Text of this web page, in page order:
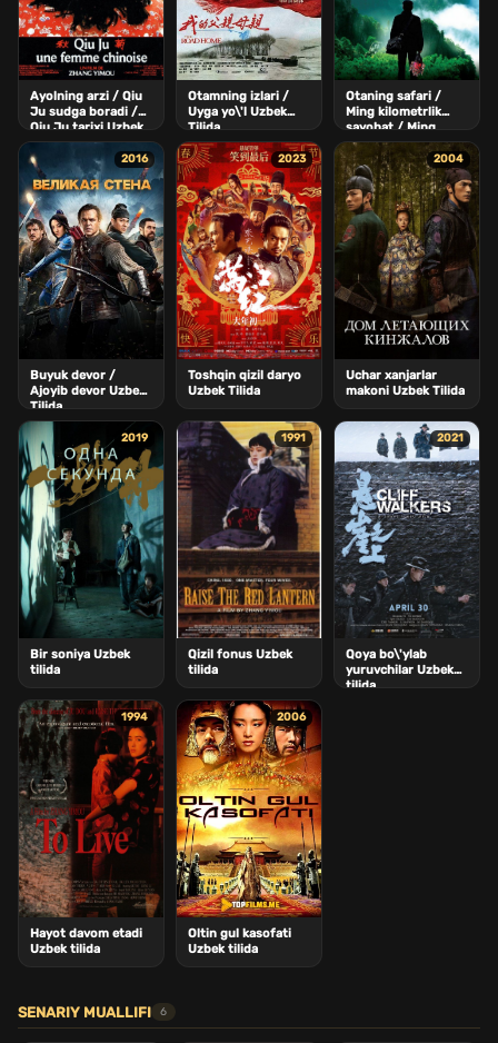
Ayolning arzi / Qiu
Ju sudga boradi /
Qiu Ju tarixi Uzbek
Tilida
Otamning izlari /
Uyga yo\'l Uzbek
Tilida
Otaning safari /
Ming kilometrlik
sayohat / Ming
millik yo\'l Uzbek
Tilida
2016
Buyuk devor /
Ajoyib devor Uzbek
Tilida
2023
Toshqin qizil daryo
Uzbek Tilida
2004
Uchar xanjarlar
makoni Uzbek Tilida
2019
Bir soniya Uzbek
tilida
1991
Qizil fonus Uzbek
tilida
2021
Qoya bo\'ylab
yuruvchilar Uzbek
tilida
1994
Hayot davom etadi
Uzbek tilida
2006
Oltin gul kasofati
Uzbek tilida
SENARIY MUALLIFI 6